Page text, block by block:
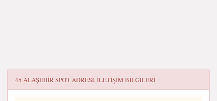
45 ALAŞEHIR SPOTADRESI, ILETIŞIM BILGILERI